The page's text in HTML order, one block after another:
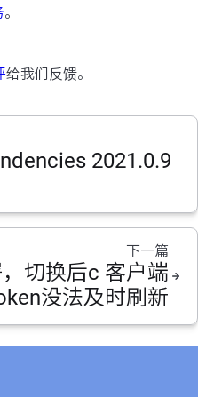
。
给我们反馈。
2021.0.9
下一篇
切换后c 客户端
没法及时刷新